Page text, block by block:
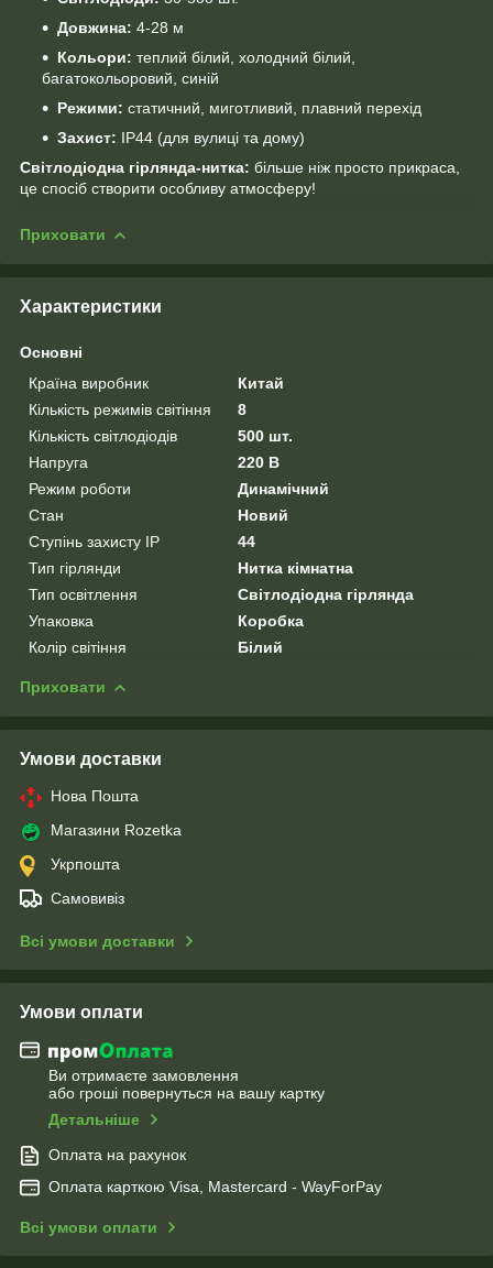
Довжина: 4-28 м
Кольори: теплий білий, холодний білий,
багатокольоровий, синій
Режими: статичний, миготливий, плавний перехід
Захист: IP44 (для вулиці та дому)
Світлодіодна гірлянда-нитка: більше ніж просто прикраса,
це спосіб створити особливу атмосферу!
Приховати
Характеристики
Основні
Країна виробник
Китай
Кількість режимів світіння
8
Кількість світлодіодів
500 шт.
Напруга
220 В
Режим роботи
Динамічний
Стан
Новий
Ступінь захисту IP
44
Тип гірлянди
Нитка кімнатна
Тип освітлення
Світлодіодна гірлянда
Упаковка
Коробка
Колір світіння
Білий
Приховати
Умови доставки
Нова Пошта
Магазини Rozetka
Укрпошта
Самовивіз
Всі умови доставки
Умови оплати
Ви отримаєте замовлення
або гроші повернуться на вашу картку
Детальніше
Оплата на рахунок
Оплата карткою Visa, Mastercard - WayForPay
Всі умови оплати